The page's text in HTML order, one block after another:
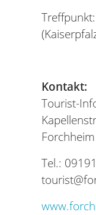
Kontakt:
Tourist-
Forchheim
Tel.: